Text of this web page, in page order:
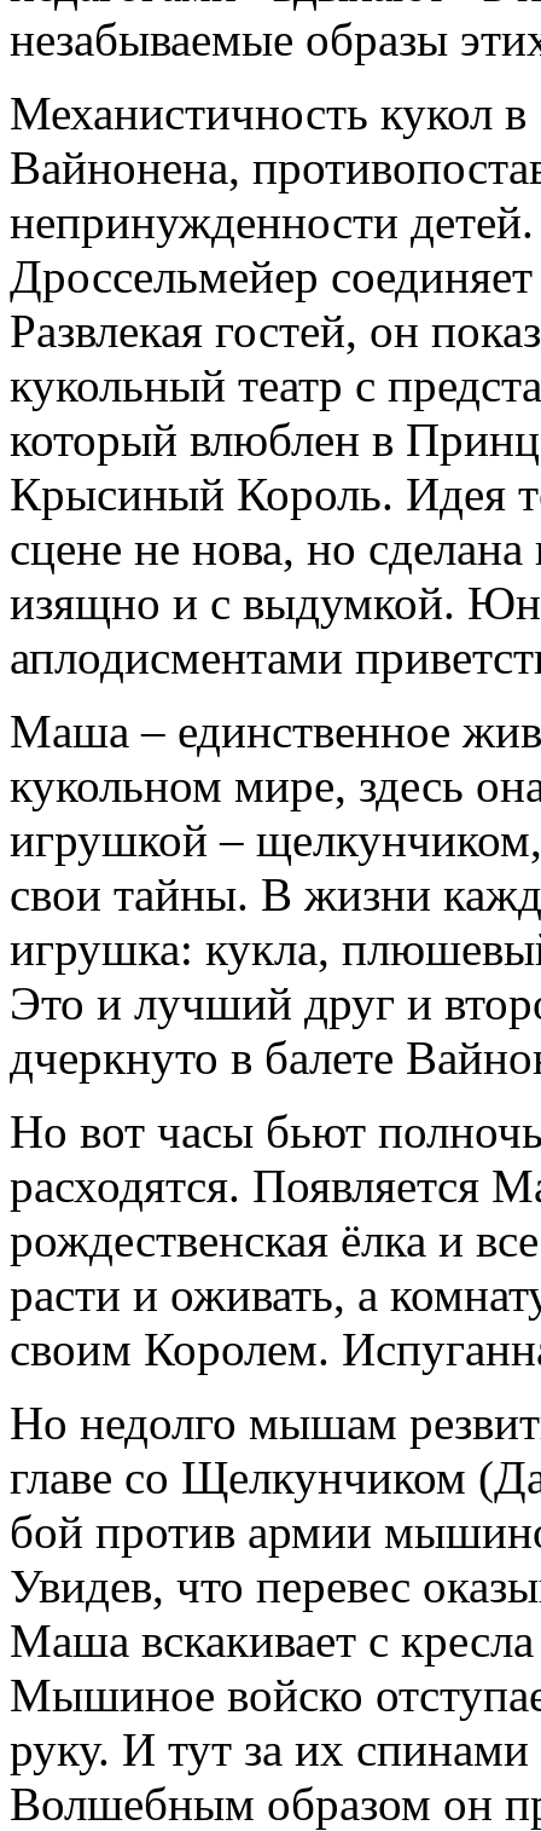
незабываемые образы
Механистичность кукол
Вайнонена,
непринужденности
Дроссельмейер
Развлекая гостей, он
кукольный театр с
который влюблен в
Крысиный Король. Идея
сцене не нова, но
изящно и с выдумкой.
аплодисментами
Маша – единственное
кукольном мире, здесь
игрушкой –
свои тайны. В жизни
игрушка: кукла,
Это и лучший друг и
дчеркнуто в балете
Но вот часы бьют
расходятся. Появляется
рождественская ёлка и
расти и оживать, а
своим Королем.
Но недолго мышам
главе со Щелкунчиком
бой против армии
Увидев, что перевес
Маша вскакивает с
Мышиное войско
руку. И тут за их
Волшебным образом он